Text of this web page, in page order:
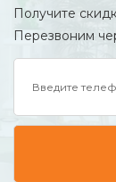
Получите
Перезвоним